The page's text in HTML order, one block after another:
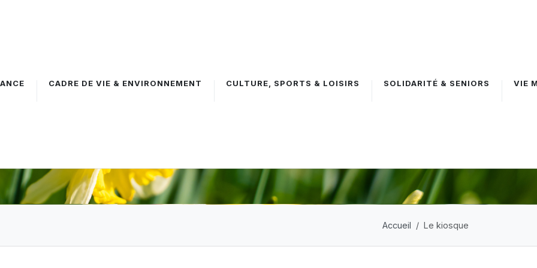
CADRE DE VIE & ENVIRONNEMENT CULTURE, SPORTS & LOISIRS SOLIDARITÉ & SENIORS VIE
Accueil Le kiosque